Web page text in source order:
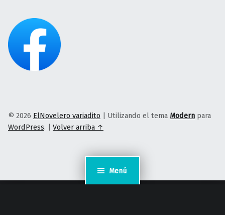
Menú
© 2026 ElNovelero variadito | Utilizando el tema Modern para
WordPress. | Volver arriba ↑